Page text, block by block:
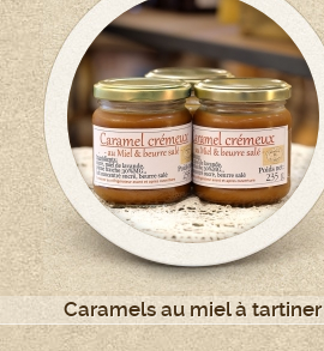
Caramels au miel à tartiner